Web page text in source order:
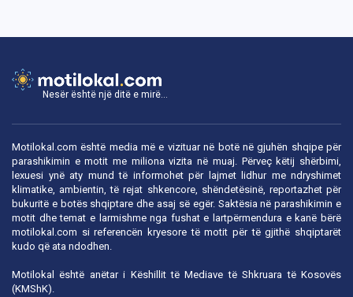
Nesër është një ditë e mirë...
Motilokal.com është media më e vizituar në botë në gjuhën shqipe për
parashikimin e motit me miliona vizita në muaj. Përveç këtij shërbimi,
lexuesi ynë aty mund të informohet për lajmet lidhur me ndryshimet
klimatike, ambientin, të rejat shkencore, shëndetësinë, reportazhet për
bukuritë e botës shqiptare dhe asaj së egër. Saktësia në parashikimin e
motit dhe temat e larmishme nga fushat e lartpërmendura e kanë bërë
motilokal.com si referencën kryesore të motit për të gjithë shqiptarët
kudo që ata ndodhen.
Motilokal është anëtar i Këshillit të Mediave të Shkruara të Kosovës
(KMShK).